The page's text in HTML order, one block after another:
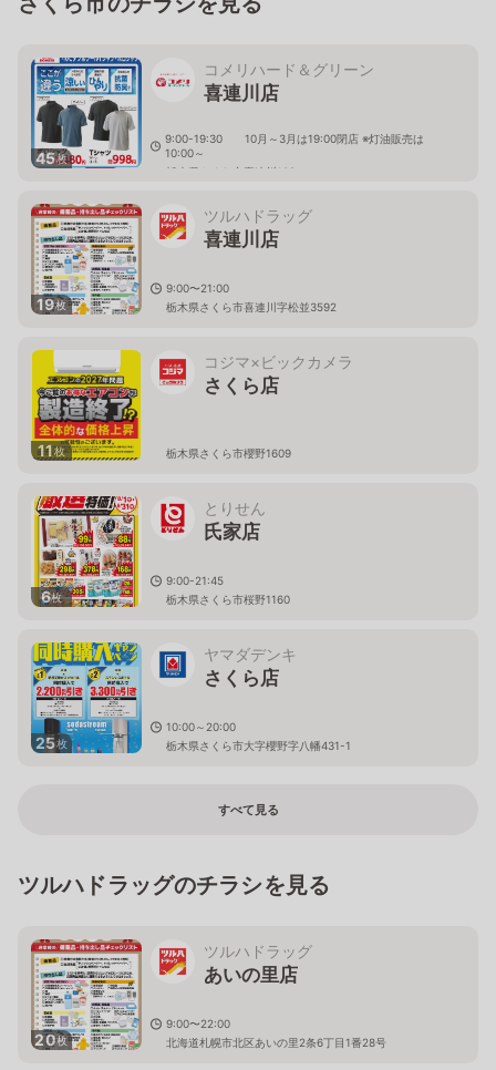
45枚
コメリハード＆グリーン
喜連川店
9:00-19:30 10月～3月は19:00閉店 ※灯油販売は
10:00～
栃木県さくら市喜連川122
19枚
ツルハドラッグ
喜連川店
9:00〜21:00
栃木県さくら市喜連川字松並3592
11枚
コジマ×ビックカメラ
さくら店
栃木県さくら市櫻野1609
6枚
とりせん
氏家店
9:00-21:45
栃木県さくら市桜野1160
25枚
ヤマダデンキ
さくら店
10:00～20:00
栃木県さくら市大字櫻野字八幡431-1
すべて見る
ツルハドラッグのチラシを見る
20枚
ツルハドラッグ
あいの里店
9:00〜22:00
北海道札幌市北区あいの里2条6丁目1番28号